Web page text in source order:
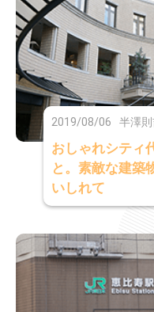
2019/08/06 半澤
おしゃれシティ
と。素敵な建築
いしれて